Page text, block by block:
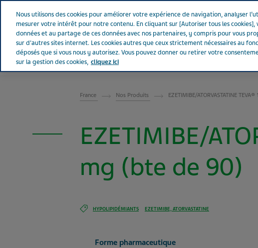
Aller sur Tevapharm
FRANCE
France Nos Produits EZETIMIBE/ATORVASTATINE
EZETIMIBE/
mg (bte de 90)
HYPOLIPIDÉMIANTS EZETIMIBE, ATORVASTATINE
Forme pharmaceutique
Nous utilisons des cookies pour améliorer votre expérience de navigation, analyser
mesurer votre intérêt pour notre contenu. En cliquant sur [Autoriser tous les cookies],
données et au partage de ces données avec nos partenaires, y compris pour vous
sur d'autres sites internet. Les cookies autres que ceux strictement nécessaires au
déposés que si vous nous y autorisez. Vous pouvez donner ou retirer votre
sur la gestion des cookies, cliquez ici